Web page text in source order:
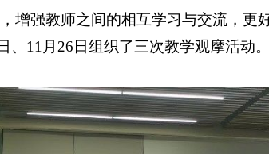
增强教师之间的相互学习与交流，更
、11月26日组织了三次教学观摩活动